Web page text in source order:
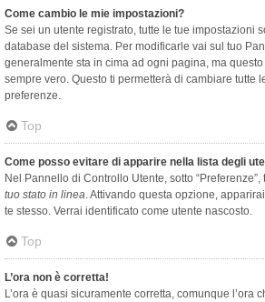
Come cambio le mie impostazioni?
Se sei un utente registrato, tutte le tue impostazioni
database del sistema. Per modificarle vai sul tuo
generalmente sta in cima ad ogni pagina, ma
sempre vero. Questo ti permetterà di cambiare tutte
preferenze.
Top
Come posso evitare di apparire nella lista degli
Nel Pannello di Controllo Utente, sotto “Preferenze”,
tuo stato in linea. Attivando questa opzione,
te stesso. Verrai identificato come utente nascosto.
Top
L’ora non è corretta!
L’ora è quasi sicuramente corretta, comunque l’ora